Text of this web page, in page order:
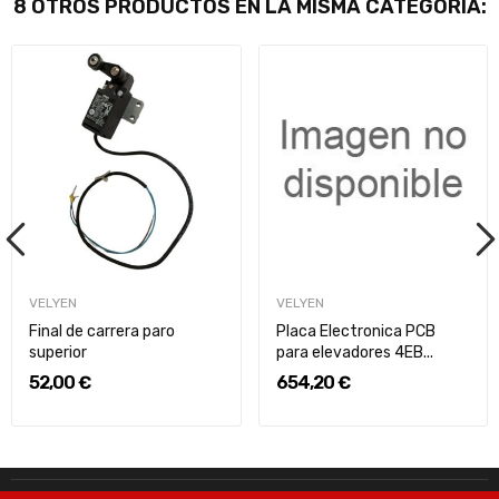
8 OTROS PRODUCTOS EN LA MISMA CATEGORÍA:
VELYEN
Final de carrera paro
superior
52,00 €
VELYEN
Placa Electronica PCB
para elevadores 4EB...
654,20 €